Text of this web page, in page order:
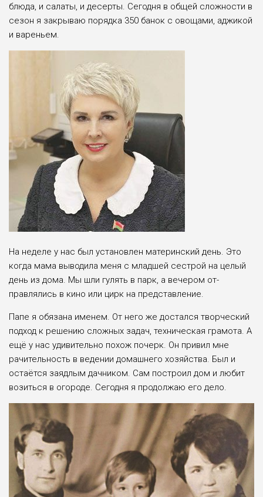
блю­да, и салаты, и десерты. Сегодня в общей сложности в
сезон я закрываю порядка 350 ба­нок с овоща­ми, аджикой
и вареньем.
На неделе у нас был уста­новлен материнский день. Это
когда мама выводила ме­ня с младшей сестрой на це­лый
день из дома. Мы шли гулять в парк, а вечером от­
правлялись в кино или цирк на представление.
Папе я обязана именем. От него же достался творческий
подход к решению сложных задач, техническая грамота. А
ещё у нас удивительно по­хож почерк. Он привил мне
рачительность в ведении до­машнего хозяйства. Был и
остаётся заядлым дач­ником. Сам построил дом и любит
возиться в огороде. Сегодня я продолжаю его дело.